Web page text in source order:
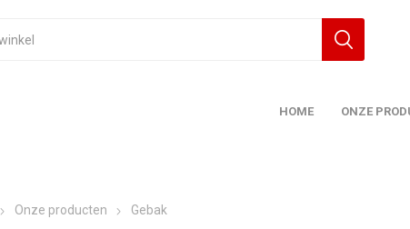
HOME ONZE
Onze producten Gebak